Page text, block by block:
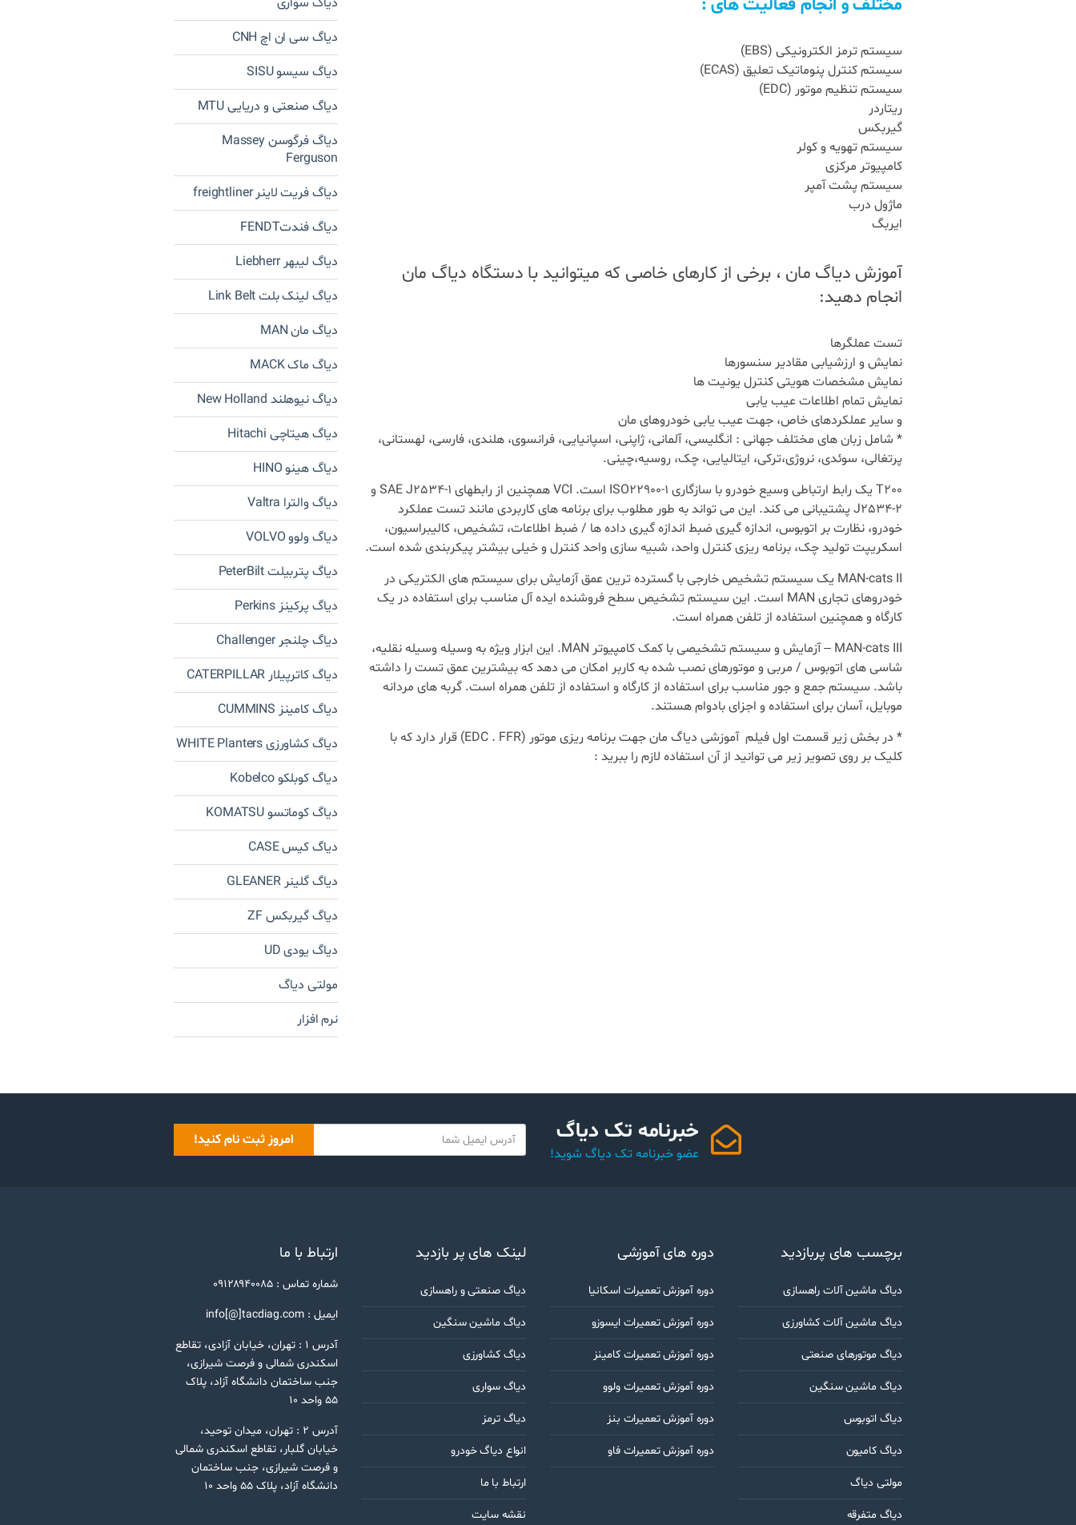
مختلف و انجام فعالیت های :
سیستم ترمز الکترونیکی (EBS)
سیستم کنترل پنوماتیک تعلیق (ECAS)
سیستم تنظیم موتور (EDC)
ریتاردر
گیربکس
سیستم تهویه و کولر
کامپیوتر مرکزی
سیستم پشت آمپر
ماژول درب
ایربگ
آموزش دیاگ مان ، برخی از کارهای خاصی که میتوانید با دستگاه دیاگ مان
انجام دهید:
تست عملگرها
نمایش و ارزشیابی مقادیر سنسورها
نمایش مشخصات هویتی کنترل یونیت ها
نمایش تمام اطلاعات عیب یابی
و سایر عملکردهای خاص، جهت عیب یابی خودروهای مان
* شامل زبان های مختلف جهانی : انگلیسی، آلمانی، ژاپنی، اسپانیایی، فرانسوی، هلندی، فارسی، لهستانی،
پرتغالی، سوئدی، نروژی،ترکی، ایتالیایی، چک، روسیه،چینی.
T200 یک رابط ارتباطی وسیع خودرو با سازگاری ISO22900-1 است. VCI همچنین از رابطهای SAE J2534-1 و
J2534-2 پشتیبانی می کند. این می تواند به طور مطلوب برای برنامه های کاربردی مانند تست عملکرد
خودرو، نظارت بر اتوبوس، اندازه گیری ضبط اندازه گیری داده ها / ضبط اطلاعات، تشخیص، کالیبراسیون،
اسکریپت تولید چک، برنامه ریزی کنترل واحد، شبیه سازی واحد کنترل و خیلی بیشتر پیکربندی شده است.
MAN-cats II یک سیستم تشخیص خارجی با گسترده ترین عمق آزمایش برای سیستم های الکتریکی در
خودروهای تجاری MAN است. این سیستم تشخیص سطح فروشنده ایده آل مناسب برای استفاده در یک
کارگاه و همچنین استفاده از تلفن همراه است.
MAN-cats III – آزمایش و سیستم تشخیصی با کمک کامپیوتر MAN. این ابزار ویژه به وسیله وسیله نقلیه،
شاسی های اتوبوس / مربی و موتورهای نصب شده به کاربر امکان می دهد که بیشترین عمق تست را داشته
باشد. سیستم جمع و جور مناسب برای استفاده از کارگاه و استفاده از تلفن همراه است. گربه های مردانه
موبایل، آسان برای استفاده و اجزای بادوام هستند.
* در بخش زیر قسمت اول فیلم آموزشی دیاگ مان جهت برنامه ریزی موتور (EDC . FFR) قرار دارد که با
کلیک بر روی تصویر زیر می توانید از آن استفاده لازم را ببرید :
دیاگ سی ان اچ CNH
دیاگ سیسو SISU
دیاگ صنعتی و دریایی MTU
دیاگ فرگوسن Massey
Ferguson
دیاگ فریت لاینر freightliner
دیاگ فندتFENDT
دیاگ لیبهر Liebherr
دیاگ لینک بلت Link Belt
دیاگ مان MAN
دیاگ ماک MACK
دیاگ نیوهلند New Holland
دیاگ هیتاچی Hitachi
دیاگ هینو HINO
دیاگ والترا Valtra
دیاگ ولوو VOLVO
دیاگ پتربیلت PeterBilt
دیاگ پرکینز Perkins
دیاگ چلنجر Challenger
دیاگ کاترپیلار CATERPILLAR
دیاگ کامینز CUMMINS
دیاگ کشاورزی WHITE Planters
دیاگ کوبلکو Kobelco
دیاگ کوماتسو KOMATSU
دیاگ کیس CASE
دیاگ گلینر GLEANER
دیاگ گیربکس ZF
دیاگ یودی UD
مولتی دیاگ
نرم افزار
خبرنامه تک دیاگ
عضو خبرنامه تک دیاگ شوید!
o
a
l
امروز ثبت نام کنید!
برچسب های پربازدید
دیاگ ماشین آلات راهسازی
دیاگ ماشین آلات کشاورزی
دیاگ موتورهای صنعتی
دیاگ ماشین سنگین
دیاگ اتوبوس
دیاگ کامیون
مولتی دیاگ
دیاگ متفرقه
دوره های آموزشی
دوره آموزش تعمیرات اسکانیا
دوره آموزش تعمیرات ایسوزو
دوره آموزش تعمیرات کامینز
دوره آموزش تعمیرات ولوو
دوره آموزش تعمیرات بنز
دوره آموزش تعمیرات فاو
لینک های پر بازدید
دیاگ صنعتی و راهسازی
دیاگ ماشین سنگین
دیاگ کشاورزی
دیاگ سواری
دیاگ ترمز
انواع دیاگ خودرو
ارتباط با ما
نقشه سایت
ارتباط با ما
شماره تماس : ۰۹۱۲۸۹۴۰۰۸۵
ایمیل : info[@]tacdiag.com
آدرس ۱ : تهران، خیابان آزادی، تقاطع
اسکندری شمالی و فرصت شیرازی،
جنب ساختمان دانشگاه آزاد، پلاک
۵۵ واحد ۱۰
آدرس ۲ : تهران، میدان توحید،
خیابان گلبار، تقاطع اسکندری شمالی
و فرصت شیرازی، جنب ساختمان
دانشگاه آزاد، پلاک ۵۵ واحد ۱۰